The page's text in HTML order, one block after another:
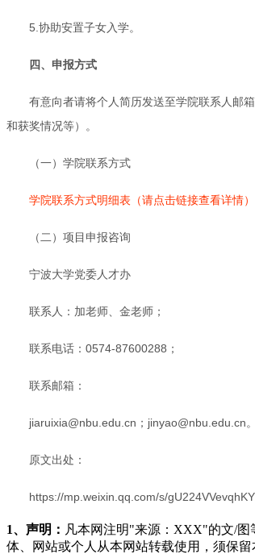
5.协助安置子女入学。
四、申报方式
有意向者请将个人简历发送至学院联系人邮
和获奖情况等）。
（一）学院联系方式
学院联系方式明细表（请点击链接查看详情）
（二）项目申报咨询
宁波大学党委人才办
联系人：加老师、金老师；
联系电话：0574-87600288；
联系邮箱：
jiaruixia@nbu.edu.cn；jinyao@nbu.edu.cn。
原文出处：
https://mp.weixin.qq.com/s/
1、声明： 凡本网注明"来源：XXX"的文/图
体、网站或个人从本网站转载使用，须保